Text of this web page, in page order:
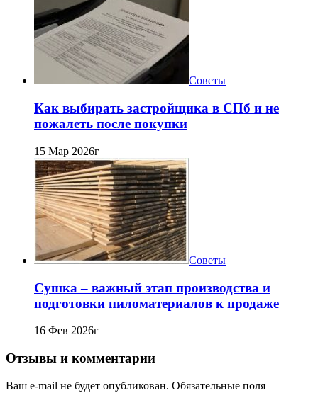
Советы
Как выбирать застройщика в СПб и не
пожалеть после покупки
15 Мар 2026г
Советы
Сушка – важный этап производства и
подготовки пиломатериалов к продаже
16 Фев 2026г
Отзывы и комментарии
Ваш e-mail не будет опубликован. Обязательные поля